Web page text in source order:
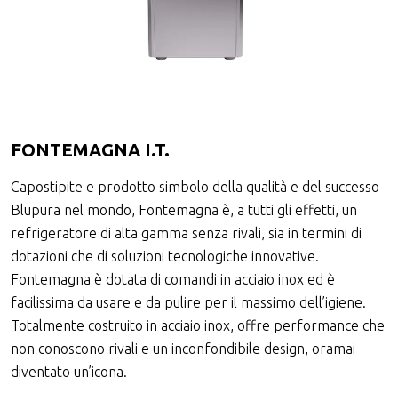
FONTEMAGNA I.T.
Capostipite e prodotto simbolo della qualità e del successo
Blupura nel mondo, Fontemagna è, a tutti gli effetti, un
refrigeratore di alta gamma senza rivali, sia in termini di
dotazioni che di soluzioni tecnologiche innovative.
Fontemagna è dotata di comandi in acciaio inox ed è
facilissima da usare e da pulire per il massimo dell’igiene.
Totalmente costruito in acciaio inox, offre performance che
non conoscono rivali e un inconfondibile design, oramai
diventato un’icona.